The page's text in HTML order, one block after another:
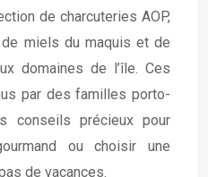
de charcuteries AOP,
miels du maquis et de
domaines de l’île. Ces
par des familles porto-
conseils précieux pour
ou choisir une
de vacances.